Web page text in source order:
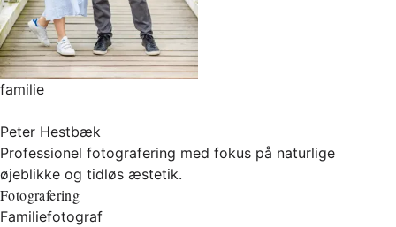
familie
Peter Hestbæk
Professionel fotografering med fokus på naturlige
øjeblikke og tidløs æstetik.
Fotografering
Familiefotograf